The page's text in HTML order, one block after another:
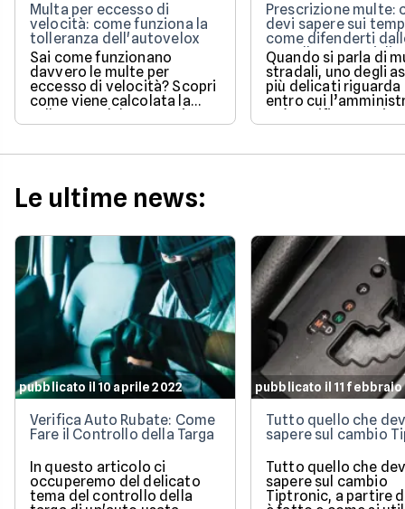
Multa per eccesso di
velocità: come funziona la
tolleranza dell'autovelox
Sai come funzionano
davvero le multe per
eccesso di velocità? Scopri
come viene calcolata la
tolleranza del 5% prevista
dalla legge e quali sono le
2026 per evitare brutte
Prescrizione multe:
devi sapere sui
come difenderti
cartelle esattoriali
Quando si parla di
stradali, uno degli
più delicati riguarda
entro cui
può notificare o
un pagamento.
Le ultime news:
pubblicato il 10 aprile 2022
Verifica Auto Rubate: Come
Fare il Controllo della Targa
In questo articolo ci
occuperemo del delicato
tema del controllo della
pubblicato il 11 febbraio
Tutto quello che
sapere sul cambio
Tutto quello che
sapere sul cambio
Tiptronic, a partire